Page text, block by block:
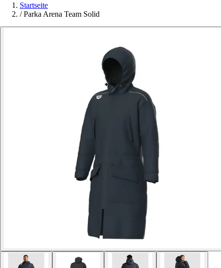
Startseite
/ Parka Arena Team Solid